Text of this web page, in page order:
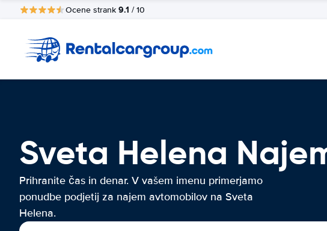
Ocene strank 9.1 / 10
Sveta Helena
Prihranite čas in denar. V vašem imenu primerjamo
ponudbe podjetij za najem avtomobilov na Sveta
Helena.